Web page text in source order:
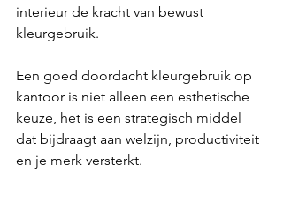
interieur de kracht van bewust
kleurgebruik.
Een goed doordacht kleurgebruik op
kantoor is niet alleen een esthetische
keuze, het is een strategisch middel
dat bijdraagt aan welzijn, productiviteit
en je merk versterkt.